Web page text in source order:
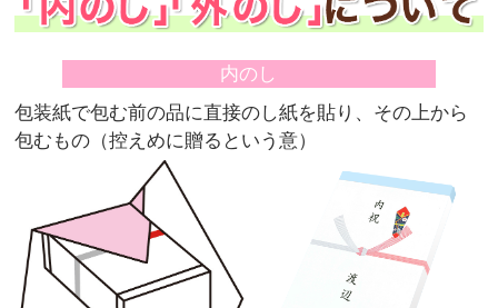
出産祝い
新築祝い
お中元
プレゼント
内のし
包装紙で包む前の品に直接のし紙を貼り、その上から
包むもの（控えめに贈るという意）